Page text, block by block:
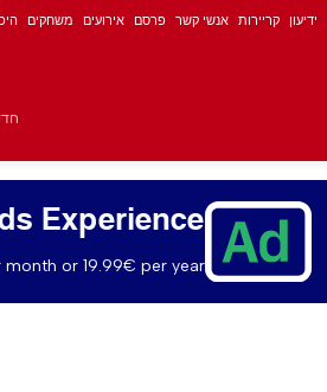
ידיעון קריירות אנשי קשר פרסם אירועים משחקים
Experience
or 19.99€ per year.